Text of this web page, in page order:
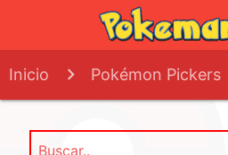
Inicio Pokémon Pickers